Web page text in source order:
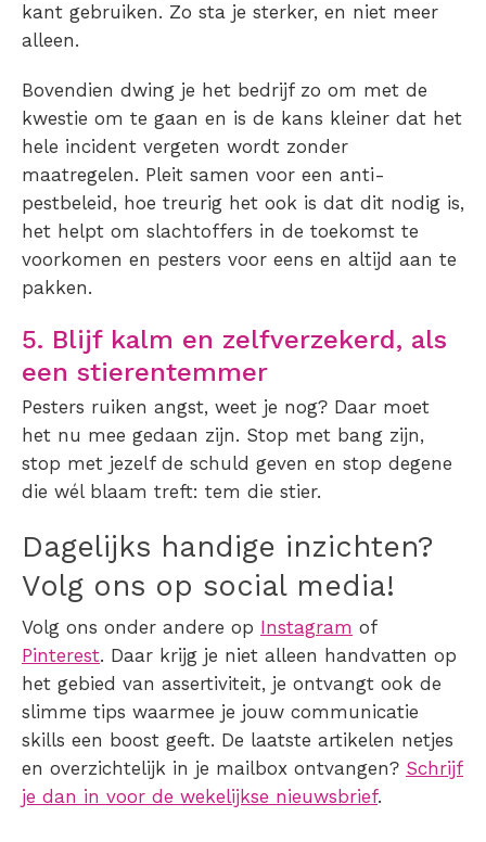
kant gebruiken. Zo sta je sterker, en niet meer
alleen.
Bovendien dwing je het bedrijf zo om met de
kwestie om te gaan en is de kans kleiner dat het
hele incident vergeten wordt zonder
maatregelen. Pleit samen voor een anti-
pestbeleid, hoe treurig het ook is dat dit nodig is,
het helpt om slachtoffers in de toekomst te
voorkomen en pesters voor eens en altijd aan te
pakken.
5. Blijf kalm en zelfverzekerd, als
een stierentemmer
Pesters ruiken angst, weet je nog? Daar moet
het nu mee gedaan zijn. Stop met bang zijn,
stop met jezelf de schuld geven en stop degene
die wél blaam treft: tem die stier.
Dagelijks handige inzichten?
Volg ons op social media!
Volg ons onder andere op Instagram of
Pinterest. Daar krijg je niet alleen handvatten op
het gebied van assertiviteit, je ontvangt ook de
slimme tips waarmee je jouw communicatie
skills een boost geeft. De laatste artikelen netjes
en overzichtelijk in je mailbox ontvangen? Schrijf
je dan in voor de wekelijkse nieuwsbrief.